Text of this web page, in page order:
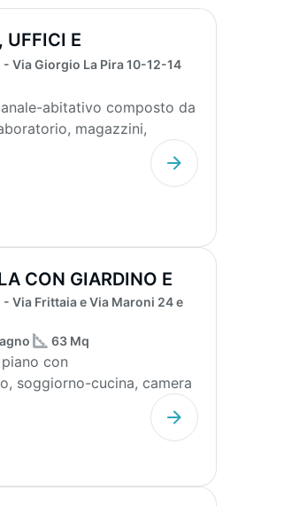
UFFICI E
2.880MQ
- Via Giorgio La Pira 10-12-14
abitativo composto da
magazzini,
CON GIARDINO E
- Via Frittaia e Via Maroni 24 e
63 Mq
con
soggiorno-cucina, camera